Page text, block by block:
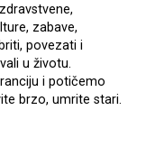
zabave,
povezati i
u životu.
i potičemo
brzo, umrite stari.